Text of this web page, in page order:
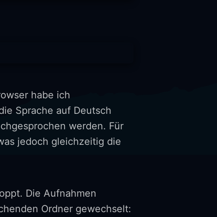
habe ich
Sprache auf Deutsch
werden. Für
jedoch gleichzeitig die
Die Aufnahmen
Ordner gewechselt: